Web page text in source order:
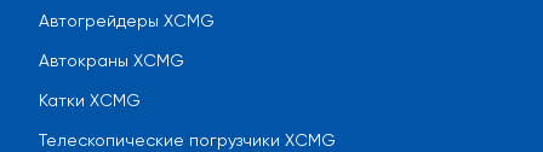
Автогрейдеры XCMG
Автокраны XCMG
Катки XCMG
Телескопические погрузчики XCMG